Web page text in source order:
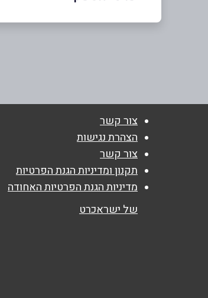
טלפון*
נושא*
צור קשר
הצהרת נגישות
צור קשר
תקנון ומדיניות הגנת הפרטיות
מדיניות הגנת הפרטיות האחודה
של ישראכרט